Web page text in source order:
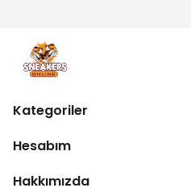
Kategoriler
Hesabım
Hakkımızda